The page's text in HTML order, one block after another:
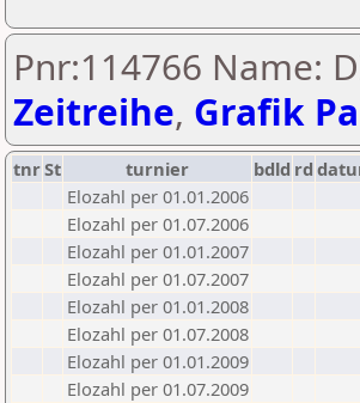
Pnr:114766 Name:
Zeitreihe, Grafik
tnrSt turnier bdld rd
Elozahl per 01.01.2006
Elozahl per 01.07.2006
Elozahl per 01.01.2007
Elozahl per 01.07.2007
Elozahl per 01.01.2008
Elozahl per 01.07.2008
Elozahl per 01.01.2009
Elozahl per 01.07.2009